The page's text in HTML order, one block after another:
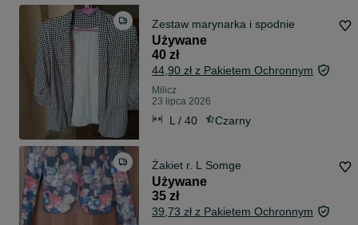
Zestaw marynarka i spodnie
Używane
40 zł
44,90 zł z Pakietem Ochronnym
Milicz
23 lipca 2026
L / 40 Czarny
Żakiet r. L Somge
Używane
35 zł
39,73 zł z Pakietem Ochronnym